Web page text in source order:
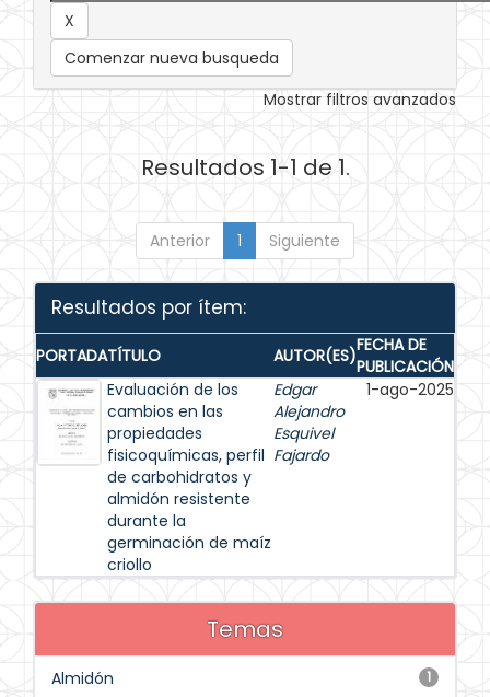
Comenzar nueva busqueda
Mostrar filtros avanzados
Resultados 1-1 de 1.
Anterior 1 Siguiente
Resultados por ítem:
PORTADATÍTULO AUTOR(ES)FECHA DE
PUBLICACIÓN
Evaluación de los
cambios en las
propiedades
fisicoquímicas, perfil
de carbohidratos y
almidón resistente
durante la
germinación de maíz
criollo
Edgar
Alejandro
Esquivel
Fajardo
1-ago-2025
Temas
1
Almidón